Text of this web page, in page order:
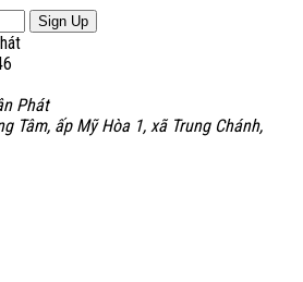
Sign Up
Phát
Tâm, ấp Mỹ Hòa 1, xã Trung Chánh,